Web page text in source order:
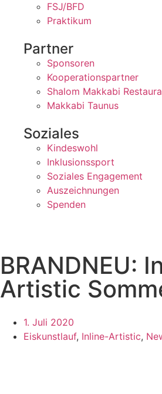
FSJ/BFD
Praktikum
Partner
Sponsoren
Kooperationspartner
Shalom Makkabi
Makkabi Taunus
Soziales
Kindeswohl
Inklusionssport
Soziales Engagement
Auszeichnungen
Spenden
BRANDNEU:
Artistic
1. Juli 2020
Eiskunstlauf, Inline-Artistic,